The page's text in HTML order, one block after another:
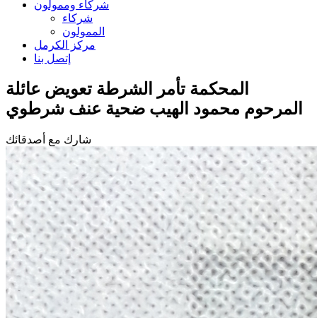
شركاء وممولون
شركاء
الممولون
مركز الكرمل
إتصل بنا
المحكمة تأمر الشرطة تعويض عائلة
المرحوم محمود الهيب ضحية عنف شرطوي
شارك مع أصدقائك